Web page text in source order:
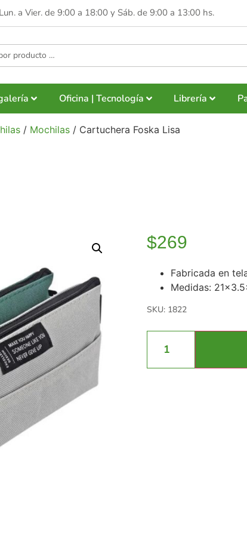
a Vier. de 9:00 a 18:00 y Sáb. de 9:00 a 13:00 hs.
Oficina | Tecnología Librería
/ Mochilas / Cartuchera Foska Lisa
$269
Fabricada en
Medidas:
SKU: 1822